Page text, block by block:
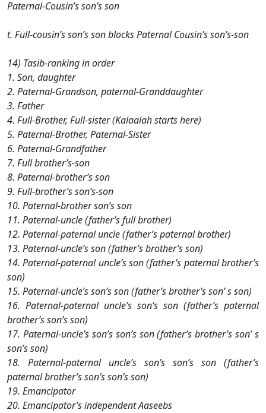
Paternal-Cousin’s son’s son
t. Full-cousin’s son’s son blocks Paternal Cousin’s son’s-son
14) Tasib-ranking in order
1. Son, daughter
2. Paternal-Grandson, paternal-Granddaughter
3. Father
4. Full-Brother, Full-sister (Kalaalah starts here)
5. Paternal-Brother, Paternal-Sister
6. Paternal-Grandfather
7. Full brother’s-son
8. Paternal-brother’s son
9. Full-brother’s son’s-son
10. Paternal-brother son’s son
11. Paternal-uncle (father’s full brother)
12. Paternal-paternal uncle (father’s paternal brother)
13. Paternal-uncle’s son (father’s brother’s son)
14. Paternal-paternal uncle’s son (father’s paternal brother’s
son)
15. Paternal-uncle’s son’s son (father’s brother’s son’ s son)
16. Paternal-paternal uncle’s son’s son (father’s paternal
brother’s son’s son)
17. Paternal-uncle’s son’s son’s son (father’s brother’s son’ s
son’s son)
18. Paternal-paternal uncle’s son’s son’s son (father’s
paternal brother’s son’s son’s son)
19. Emancipator
20. Emancipator’s independent Aaseebs